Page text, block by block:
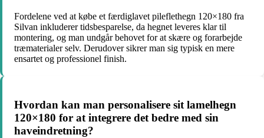
Fordelene ved at købe et færdiglavet pileflethegn 120×180 fra
Silvan inkluderer tidsbesparelse, da hegnet leveres klar til
montering, og man undgår behovet for at skære og forarbejde
træmaterialer selv. Derudover sikrer man sig typisk en mere
ensartet og professionel finish.
Hvordan kan man personalisere sit lamelhegn
120×180 for at integrere det bedre med sin
haveindretning?